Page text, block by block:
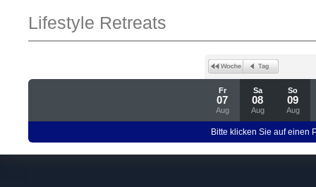
Lifestyle Retreats
Fr
07
Aug
Sa
08
Aug
So
09
Aug
Bitte klicken Sie auf einen